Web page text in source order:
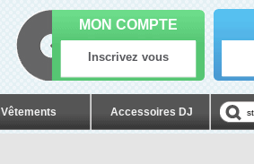
Vêtements Accessoires DJ
MON COMPTE
Inscrivez vous